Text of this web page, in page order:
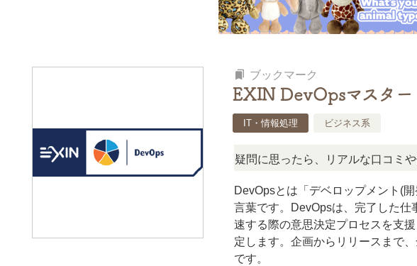
bookmarks ブックマーク
EXIN DevOpsマスター
IT・情報処理 ビジネス系
検定、難しい？」「どんな試験？」と疑問に思ったら、リアルな口コミや体験
DevOpsとは「デベロップメント(
言葉です。DevOpsは、完了した
速する際の意思決定プロセスを支
定します。企画からリリースまで
です。